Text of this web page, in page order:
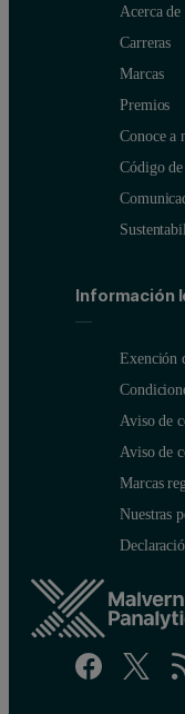
Acerca
Carreras
Marcas
Premios
Conoce a
Código
Información
Exención
Aviso de
Aviso de
Marcas
Nuestras